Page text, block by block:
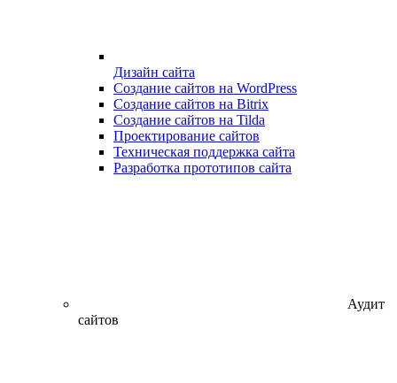
Дизайн сайта
Создание сайтов на WordPress
Создание сайтов на Bitrix
Создание сайтов на Tilda
Проектирование сайтов
Техническая поддержка сайта
Разработка прототипов сайта
Аудит
сайтов